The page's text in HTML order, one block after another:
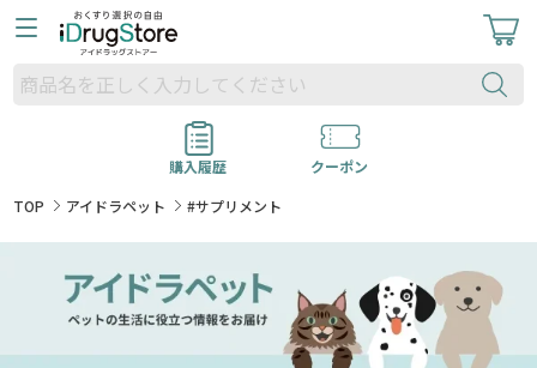
購入履歴
クーポン
TOP
アイドラペット #サプリメント